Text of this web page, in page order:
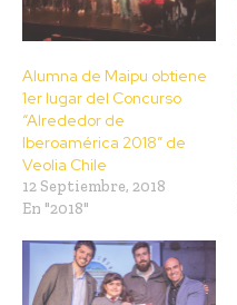
Alumna de Maipu obtiene
1er lugar del Concurso
“Alrededor de
Iberoamérica 2018” de
Veolia Chile
12 Septiembre, 2018
En "2018"